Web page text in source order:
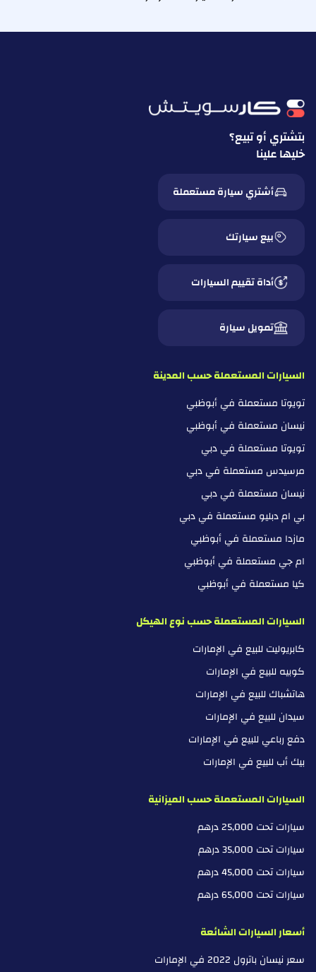
بتشتري أو تبيع؟
خليها علينا
أشتري سيارة مستعملة
بيع سيارتك
أداة تقييم السيارات
تمويل سيارة
السيارات المستعملة حسب المدينة
تويوتا مستعملة في أبوظبي
نيسان مستعملة في أبوظبي
تويوتا مستعملة في دبي
مرسيدس مستعملة في دبي
نيسان مستعملة في دبي
بي ام دبليو مستعملة في دبي
مازدا مستعملة في أبوظبي
ام جي مستعملة في أبوظبي
كيا مستعملة في أبوظبي
السيارات المستعملة حسب نوع الهيكل
كابريوليت للبيع في الإمارات
كوبيه للبيع في الإمارات
هاتشباك للبيع في الإمارات
سيدان للبيع في الإمارات
دفع رباعي للبيع في الإمارات
بيك أب للبيع في الإمارات
السيارات المستعملة حسب الميزانية
سيارات تحت 25,000 درهم
سيارات تحت 35,000 درهم
سيارات تحت 45,000 درهم
سيارات تحت 65,000 درهم
أسعار السيارات الشائعة
سعر نيسان باترول 2022 في الإمارات